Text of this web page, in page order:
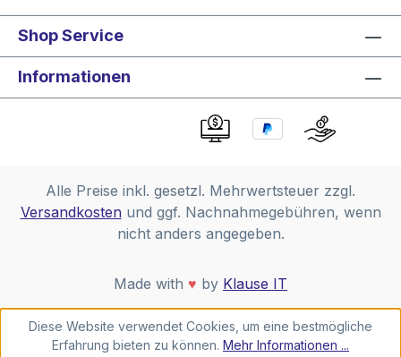
Shop Service
Informationen
Alle Preise inkl. gesetzl. Mehrwertsteuer zzgl.
Versandkostenund ggf. Nachnahmegebühren, wenn
nicht anders angegeben.
Made with ♥ by Klause IT
Diese Website verwendet Cookies, um eine bestmögliche
Erfahrung bieten zu können. Mehr Informationen ...